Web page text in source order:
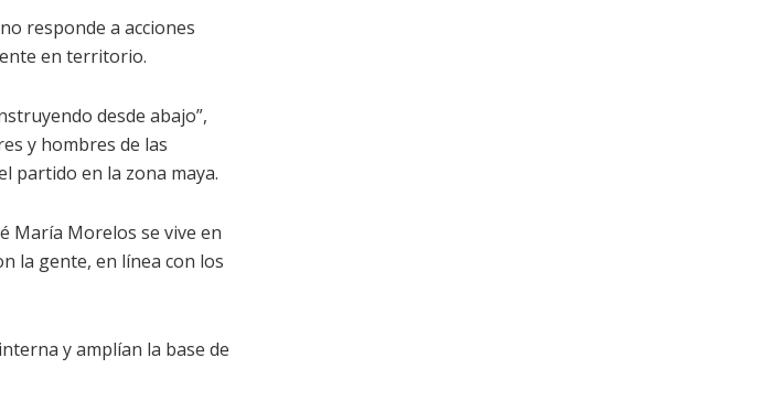
responde a acciones
en territorio.
desde abajo”,
y hombres de las
partido en la zona maya.
María Morelos se vive en
la gente, en línea con los
y amplían la base de